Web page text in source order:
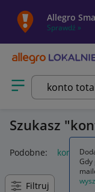
Allegro
Sprawdź »
Otwórz menu z
Szukasz
Podobne:
konto
Filtruj
Gdy